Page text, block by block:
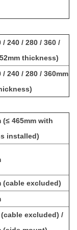
/ 240 / 280 / 360 /
thickness)
/ 240 / 280 / 360mm
(≤ 465mm with
installed)
(cable excluded)
(cable excluded) /